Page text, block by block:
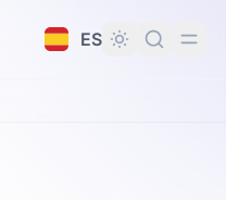
ES
de otras máquinas-